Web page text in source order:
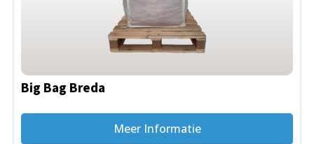
Big Bag Breda
Meer Informatie